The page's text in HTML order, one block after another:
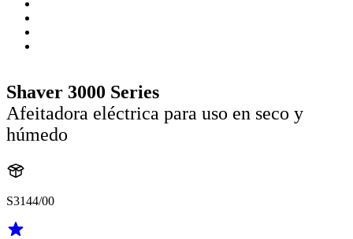
Shaver 3000 Series
Afeitadora eléctrica para uso en seco y
húmedo
S3144/00